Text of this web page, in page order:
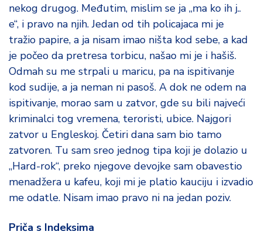
nekog drugog. Međutim, mislim se ja „ma ko ih j..
e“, i pravo na njih. Jedan od tih policajaca mi je
tražio papire, a ja nisam imao ništa kod sebe, a kad
je počeo da pretresa torbicu, našao mi je i hašiš.
Odmah su me strpali u maricu, pa na ispitivanje
kod sudije, a ja neman ni pasoš. A dok ne odem na
ispitivanje, morao sam u zatvor, gde su bili najveći
kriminalci tog vremena, teroristi, ubice. Najgori
zatvor u Engleskoj. Četiri dana sam bio tamo
zatvoren. Tu sam sreo jednog tipa koji je dolazio u
„Hard-rok“, preko njegove devojke sam obavestio
menadžera u kafeu, koji mi je platio kauciju i izvadio
me odatle. Nisam imao pravo ni na jedan poziv.
Priča s Indeksima